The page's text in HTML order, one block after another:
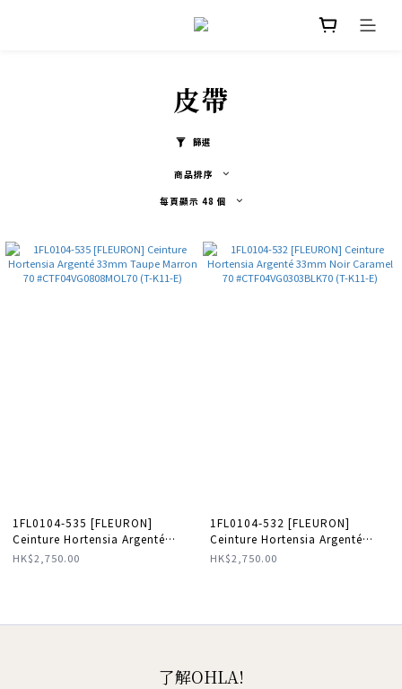
皮帶
篩選
商品排序
每頁顯示 48 個
1FL0104-535 [FLEURON]
Ceinture Hortensia Argenté
33mm Taupe Marron 70
HK$2,750.00
1FL0104-532 [FLEURON]
Ceinture Hortensia Argenté
33mm Noir Caramel 70
HK$2,750.00
了解OHLA!